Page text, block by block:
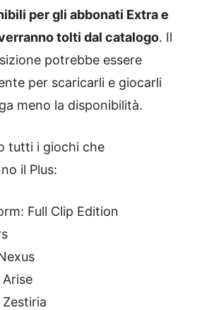
per gli abbonati Extra e
tolti dal catalogo. Il
potrebbe essere
per scaricarli e giocarli
meno la disponibilità.
tutti i giochi che
il Plus:
Full Clip Edition